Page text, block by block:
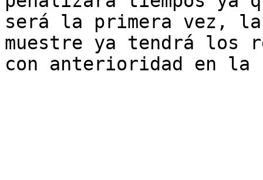
será la primera vez,
muestre ya tendrá los